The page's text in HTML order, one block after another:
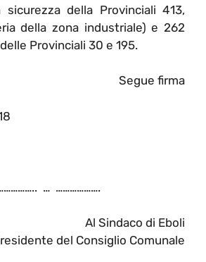
sicurezza della Provinciali 413,
della zona industriale) e 262
Provinciali 30 e 195.
Segue firma
… ……………….
Al Sindaco di Eboli
del Consiglio Comunale